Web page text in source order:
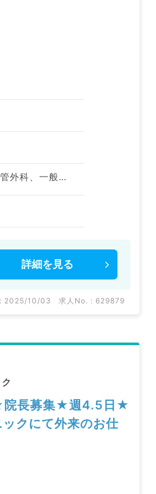
神経内科、整形外科、脳神経外科、呼吸器外科、心臓血管外科、一般内科、循環器内科、呼吸器内科、消化器内科、内分泌・代謝内科、腎臓内科、老年内科、外科系全般、一般外科、消化器外科
詳細を 見る
: 2025/10/03 求人No. : 629879
院長募集★週4.5日★
クにて外来のお仕